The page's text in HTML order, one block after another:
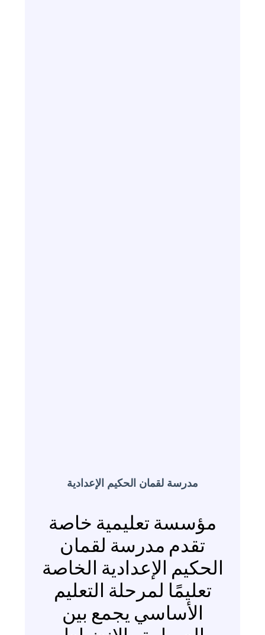
مدرسة لقمان الحكيم الإعدادية
مؤسسة تعليمية خاصة
تقدم مدرسة لقمان
الحكيم الإعدادية الخاصة
تعليمًا لمرحلة التعليم
الأساسي يجمع بين